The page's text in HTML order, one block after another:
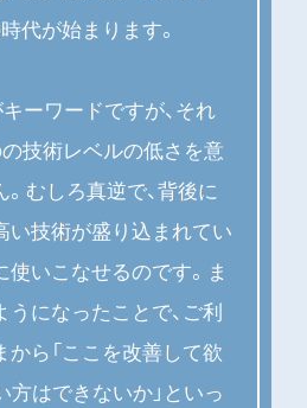
代が始まります。
キーワードですが、それ
技術レベルの低さを意
むしろ真逆で、背後に
い技術が盛り込まれてい
いこなせるのです。ま
になったことで、ご利
ら「ここを改善して欲
方はできないか」といっ